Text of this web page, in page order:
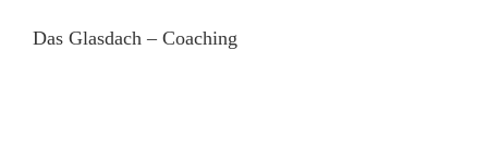
Das Glasdach – Coaching